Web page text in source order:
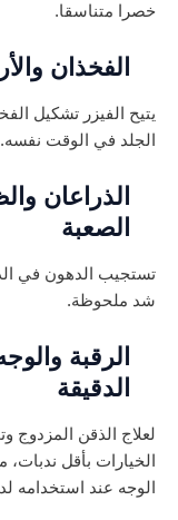
خصرا متناسقا.
الفخذان
يتيح الفيزر تشكيل
الجلد في الوقت نفسه.
الذراعان
الصعبة
تستجيب الدهون في
شد ملحوظة.
الدقيقة
الخيارات بأقل
الوجه عند استخدامه